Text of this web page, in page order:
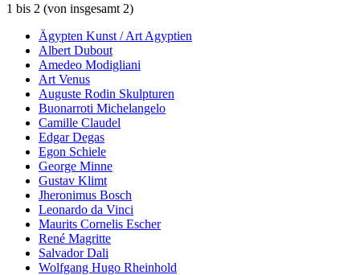
1 bis 2 (von insgesamt 2)
Ägypten Kunst / Art Agyptien
Albert Dubout
Amedeo Modigliani
Art Venus
Auguste Rodin Skulpturen
Buonarroti Michelangelo
Camille Claudel
Edgar Degas
Egon Schiele
George Minne
Gustav Klimt
Jheronimus Bosch
Leonardo da Vinci
Maurits Cornelis Escher
René Magritte
Salvador Dali
Wolfgang Hugo Rheinhold